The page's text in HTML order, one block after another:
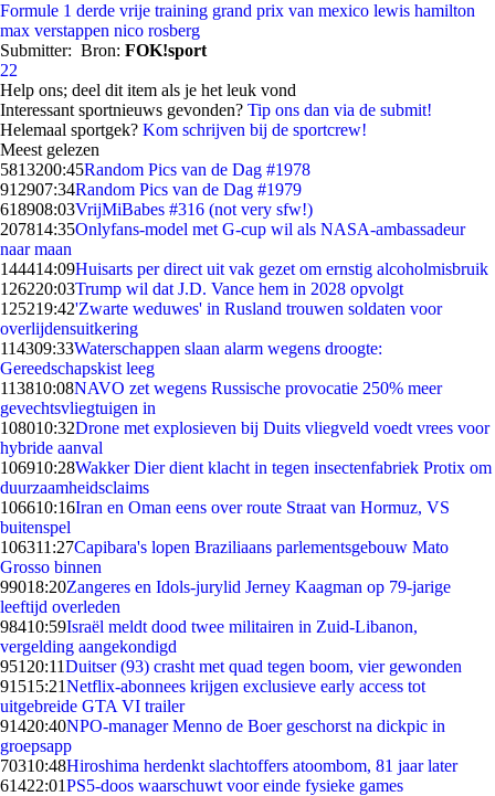
Formule 1 derde vrije training grand prix van mexico lewis hamilton
max verstappen nico rosberg
Submitter: Bron: FOK!sport
22
Help ons; deel dit item als je het leuk vond
Interessant sportnieuws gevonden? Tip ons dan via de submit!
Helemaal sportgek? Kom schrijven bij de sportcrew!
Meest gelezen
5813200:45Random Pics van de Dag #1978
912907:34Random Pics van de Dag #1979
618908:03VrijMiBabes #316 (not very sfw!)
207814:35Onlyfans-model met G-cup wil als NASA-ambassadeur
naar maan
144414:09Huisarts per direct uit vak gezet om ernstig alcoholmisbruik
126220:03Trump wil dat J.D. Vance hem in 2028 opvolgt
125219:42'Zwarte weduwes' in Rusland trouwen soldaten voor
overlijdensuitkering
114309:33Waterschappen slaan alarm wegens droogte:
Gereedschapskist leeg
113810:08NAVO zet wegens Russische provocatie 250% meer
gevechtsvliegtuigen in
108010:32Drone met explosieven bij Duits vliegveld voedt vrees voor
hybride aanval
106910:28Wakker Dier dient klacht in tegen insectenfabriek Protix om
duurzaamheidsclaims
106610:16Iran en Oman eens over route Straat van Hormuz, VS
buitenspel
106311:27Capibara's lopen Braziliaans parlementsgebouw Mato
Grosso binnen
99018:20Zangeres en Idols-jurylid Jerney Kaagman op 79-jarige
leeftijd overleden
98410:59Israël meldt dood twee militairen in Zuid-Libanon,
vergelding aangekondigd
951 20:11Duitser (93) crasht met quad tegen boom, vier gewonden
91515:21Netflix-abonnees krijgen exclusieve early access tot
uitgebreide GTA VI trailer
91420:40NPO-manager Menno de Boer geschorst na dickpic in
groepsapp
70310:48Hiroshima herdenkt slachtoffers atoombom, 81 jaar later
61422:01PS5-doos waarschuwt voor einde fysieke games